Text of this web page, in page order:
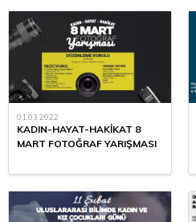
01.03.2022
KADIN-HAYAT-HAKİKAT 8
MART FOTOĞRAF YARIŞMASI